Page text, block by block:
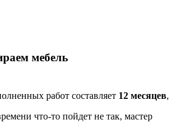
мебель
работ составляет 12 месяцев,
что-то пойдет не так, мастер